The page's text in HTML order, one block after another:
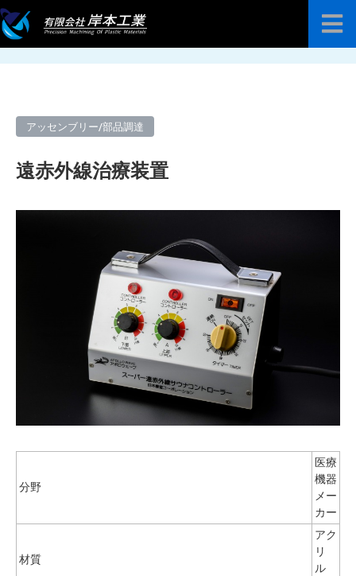
お問い合わせ
ホーム加工事例
アッセンブリー/部品調達
遠赤外線治療装置
分野
医療
機器
メー
カー
材質
アク
リ
ル